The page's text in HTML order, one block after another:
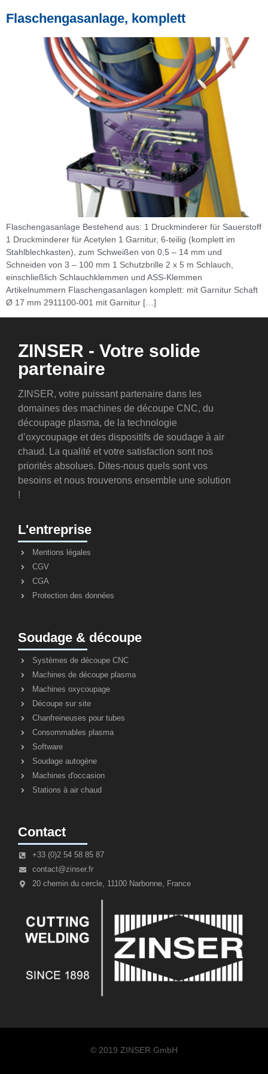
Flaschengasanlage, komplett
Flaschengasanlage Bestehend aus: 1 Druckminderer für Sauerstoff
1 Druckminderer für Acetylen 1 Garnitur, 6-teilig (komplett im
Stahlblechkasten), zum Schweißen von 0,5 – 14 mm und
Schneiden von 3 – 100 mm 1 Schutzbrille 2 x 5 m Schlauch,
einschließlich Schlauchklemmen und ASS-Klemmen
Artikelnummern Flaschengasanlagen komplett: mit Garnitur Schaft
Ø 17 mm 2911100-001 mit Garnitur […]
ZINSER - Votre solide
partenaire
ZINSER, votre puissant partenaire dans les
domaines des machines de découpe CNC, du
découpage plasma, de la technologie
d’oxycoupage et des dispositifs de soudage à air
chaud. La qualité et votre satisfaction sont nos
priorités absolues. Dites-nous quels sont vos
besoins et nous trouverons ensemble une solution
!
L'entreprise
Mentions légales
CGV
CGA
Protection des données
Soudage & découpe
Systèmes de découpe CNC
Machines de découpe plasma
Machines oxycoupage
Découpe sur site
Chanfreineuses pour tubes
Consommables plasma
Software
Soudage autogène
Machines d'occasion
Stations à air chaud
Contact
+33 (0)2 54 58 85 87
contact@zinser.fr
20 chemin du cercle, 11100 Narbonne, France
© 2019 ZINSER GmbH